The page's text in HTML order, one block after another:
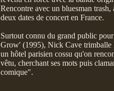
Rencontre avec un bluesman
deux dates de concert en France.
Surtout connu du grand public
Grow' (1995), Nick Cave trimballe
un hôtel parisien cossu qu'on
vêtu, cherchant ses mots puis
comique".